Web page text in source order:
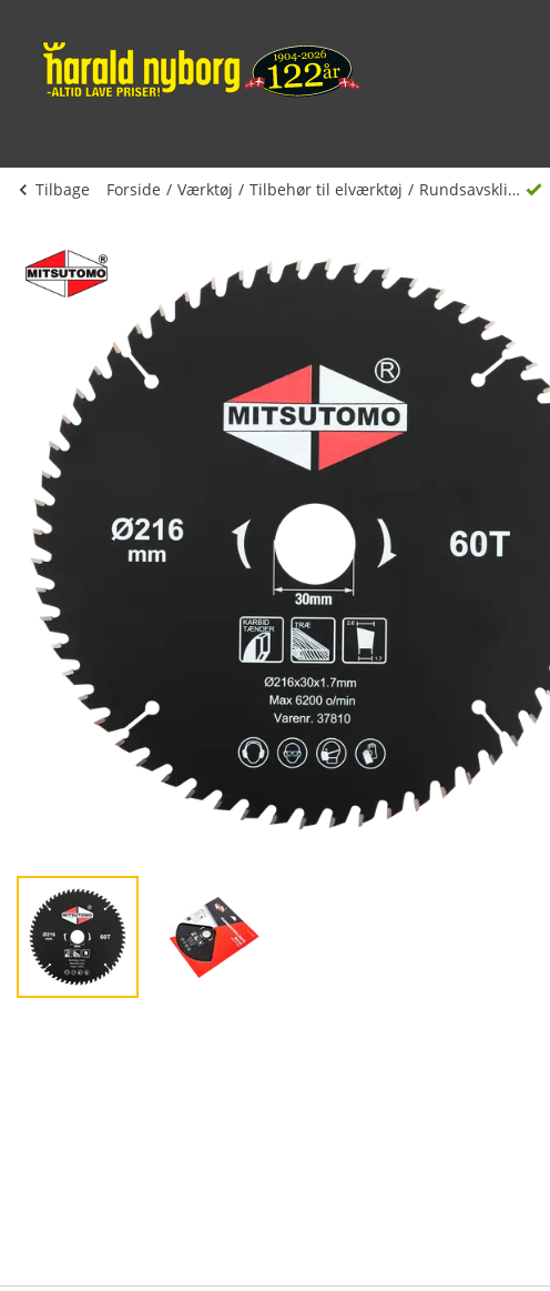
Tilbage Forside Værktøj Tilbehør til elværktøj Rundsavsklinger